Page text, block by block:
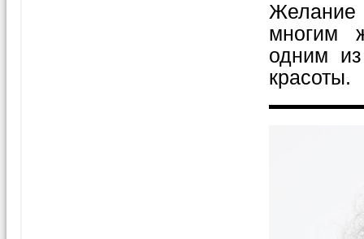
Желание
многим
одним
красоты.